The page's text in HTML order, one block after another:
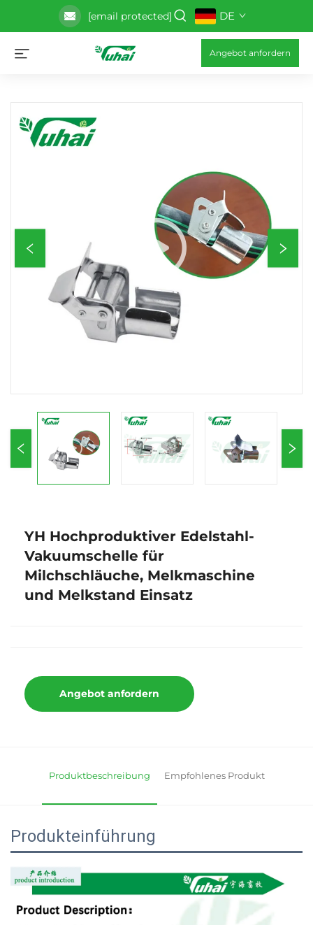
[email protected] DE
Angebot anfordern
YH Hochproduktiver Edelstahl-
Vakuumschelle für
Milchschläuche, Melkmaschine
und Melkstand Einsatz
Angebot anfordern
Produktbeschreibung Empfohlenes Produkt
Produkteinführung